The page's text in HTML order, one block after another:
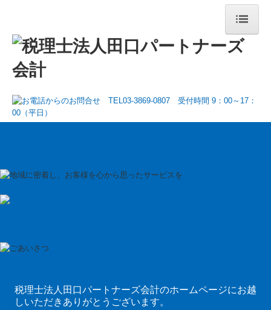
トップページ
事務所案内
代表挨拶・経歴
顧問契約のながれ
税理士法人田口パートナーズ会計のホームページにお越
しいただきありがとうございます。